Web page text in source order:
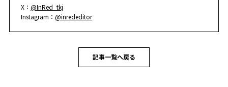
X：@InRed_tkj
Instagram：@inrededitor
記事一覧へ戻る